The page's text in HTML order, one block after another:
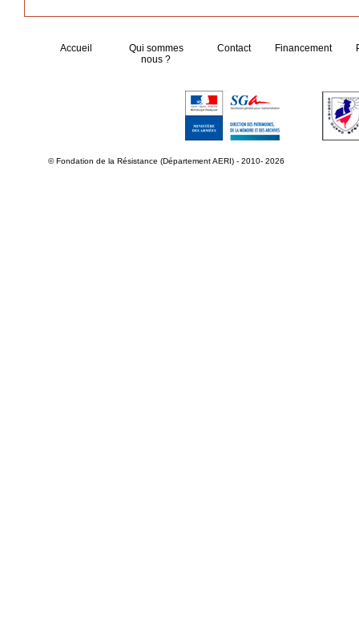
Accueil
Qui sommes
nous ?
Contact Financement
© Fondation de la Résistance (Département AERI) - 2010- 2026